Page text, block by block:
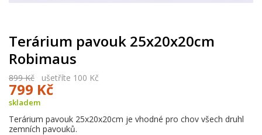
Terárium pavouk 25x20x20cm
Robimaus
899 Kč ušetříte 100 Kč
799 Kč
skladem
Terárium pavouk 25x20x20cm je vhodné pro chov všech druhl
zemních pavouků.